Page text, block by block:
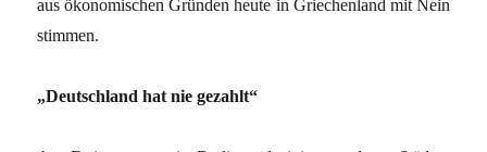
aus ökonomischen Gründen heute in Griechenland mit Nein
stimmen.
„Deutschland hat nie gezahlt“